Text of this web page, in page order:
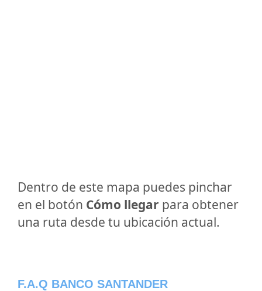
Dentro de este mapa puedes pinchar
en el botón Cómo llegar para obtener
una ruta desde tu ubicación actual.
F.A.Q BANCO SANTANDER